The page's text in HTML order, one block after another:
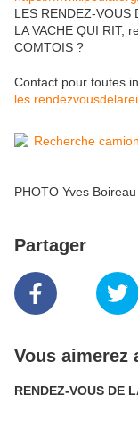
LES RENDEZ-VOUS
LA VACHE QUI RIT,
COMTOIS ?
Contact pour toutes
PHOTO Yves Boireau
Partager
Vous aimerez
RENDEZ-VOUS DE